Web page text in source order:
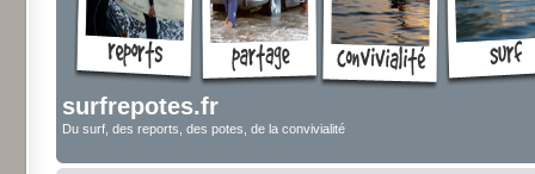
surfrepotes.fr
Du surf, des reports, des potes, de la convivialité